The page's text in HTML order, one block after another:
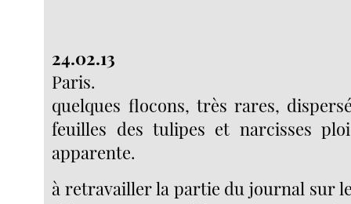
24.02.13
Paris.
quelques flocons, très rares,
feuilles des tulipes et narcisses
apparente.
à retravailler la partie du journal sur